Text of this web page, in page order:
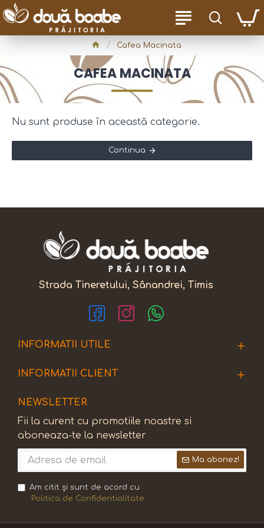
Cafea Macinata
CAFEA MACINATA
Nu sunt produse în această categorie.
Continua
Strada Tineretului, Sânandrei, Timis
INFORMATII UTILE
INFORMATII CLIENT
NEWSLETTER
Fii la curent cu promotiile noastre si
aboneaza-te la newsletter
Ma abonez!
Am citit şi sunt de acord cu
Politica de Confidentialitate